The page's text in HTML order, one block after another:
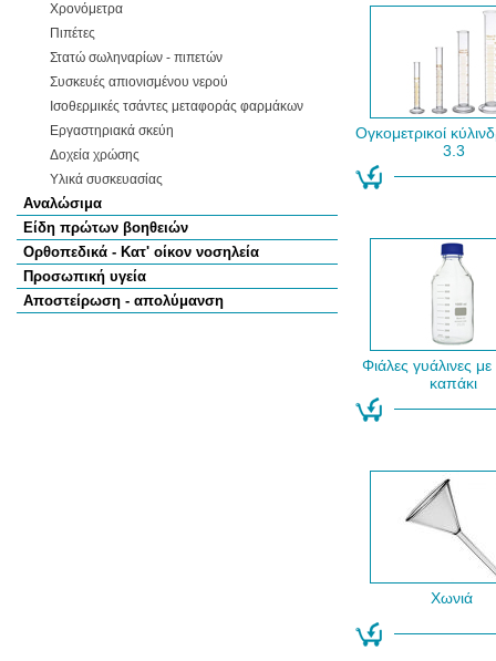
Χρονόμετρα
Πιπέτες
Στατώ σωληναρίων - πιπετών
Συσκευές απιονισμένου νερού
Ισοθερμικές τσάντες μεταφοράς φαρμάκων
Εργαστηριακά σκεύη
Δοχεία χρώσης
Υλικά συσκευασίας
Αναλώσιμα
Είδη πρώτων βοηθειών
Ορθοπεδικά - Κατ' οίκον νοσηλεία
Προσωπική υγεία
Αποστείρωση - απολύμανση
Ογκομετρικοί
3.3
Φιάλες γυάλινες
καπάκι
Χωνιά